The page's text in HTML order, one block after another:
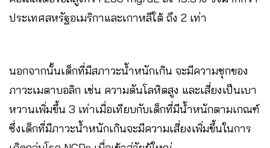
ประเทศสหรัฐอเมริกาและเกาหลีใต้ ถึง 2 เท่า
นอกจากนั้นเด็กที่มีสภาวะน้ำหนักเกิน จะมีความชุกของ
ภาวะเมตาบอลิก เช่น ความดันโลหิตสูง และเสี่ยงเป็นเบา
หวานเพิ่มขึ้น 3 เท่าเมื่อเทียบกับเด็กที่มีน้ำหนักตามเกณฑ์
ซึ่งเด็กที่มีภาวะน้ำหนักเกินจะมีความเสี่ยงเพิ่มขึ้นในการ